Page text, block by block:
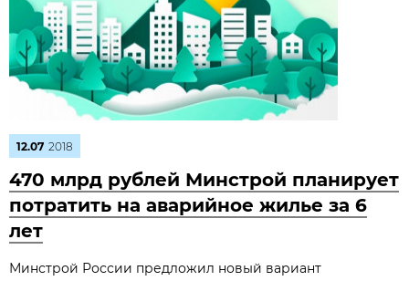
12.07 2018
470 млрд рублей Минстрой планирует
потратить на аварийное жилье за 6
лет
Минстрой России предложил новый вариант